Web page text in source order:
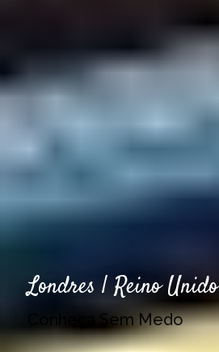
Londres | Reino Unido
Conheça Sem Medo